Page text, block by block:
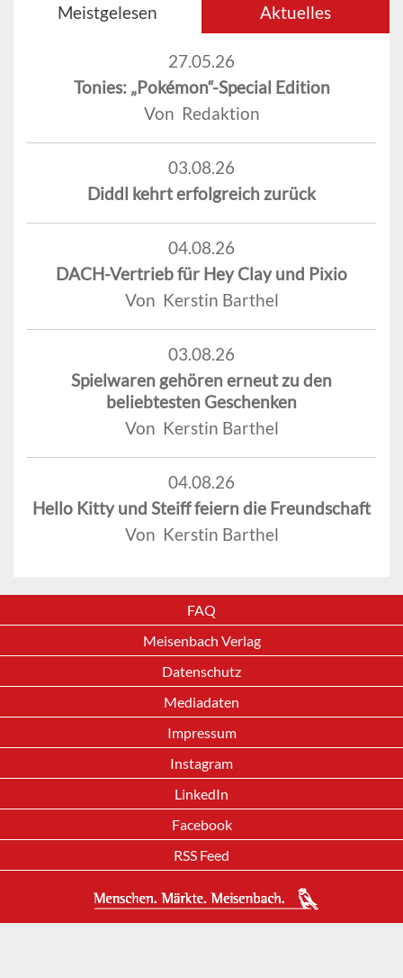
Meistgelesen Aktuelles
27.05.26
Tonies: „Pokémon“-Special Edition
Von Redaktion
03.08.26
Diddl kehrt erfolgreich zurück
04.08.26
DACH-Vertrieb für Hey Clay und Pixio
Von Kerstin Barthel
03.08.26
Spielwaren gehören erneut zu den
beliebtesten Geschenken
Von Kerstin Barthel
04.08.26
Hello Kitty und Steiff feiern die Freundschaft
Von Kerstin Barthel
FAQ
Meisenbach Verlag
Datenschutz
Mediadaten
Impressum
Instagram
LinkedIn
Facebook
RSS Feed